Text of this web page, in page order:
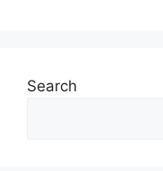
Search